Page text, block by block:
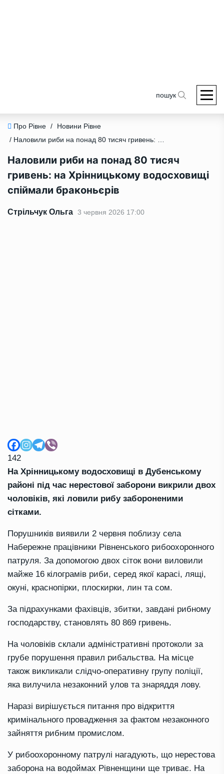
пошук
Про Рівне /
Новини Рівне
/ Наловили риби на понад 80 тисяч гривень: на Хрінницькому водосховищі спіймали браконьєрів
Наловили риби на понад 80 тисяч
гривень: на Хрінницькому водосховищі
спіймали браконьєрів
Стрільчук Ольга 3 червня 2026 17:00
142
На Хрінницькому водосховищі в Дубенському
районі під час нерестової заборони викрили двох
чоловіків, які ловили рибу забороненими
сітками.
Порушників виявили 2 червня поблизу села
Набережне працівники Рівненського рибоохоронного
патруля. За допомогою двох сіток вони виловили
майже 16 кілограмів риби, серед якої карасі, лящі,
окуні, краснопірки, плоскирки, лин та сом.
За підрахунками фахівців, збитки, завдані рибному
господарству, становлять 80 869 гривень.
На чоловіків склали адміністративні протоколи за
грубе порушення правил рибальства. На місце
також викликали слідчо-оперативну групу поліції,
яка вилучила незаконний улов та знаряддя лову.
Наразі вирішується питання про відкриття
кримінального провадження за фактом незаконного
зайняття рибним промислом.
У рибоохоронному патрулі нагадують, що нерестова
заборона на водоймах Рівненщини ще триває. На